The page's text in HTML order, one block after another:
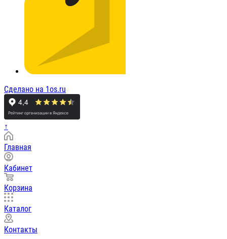
Сделано на 1os.ru
↑
Главная
Кабинет
Корзина
Каталог
Контакты